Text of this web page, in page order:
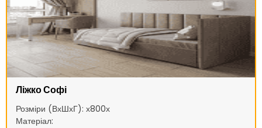
Ліжко Софі
Розміри (ВхШхГ): х800х
Матеріал: